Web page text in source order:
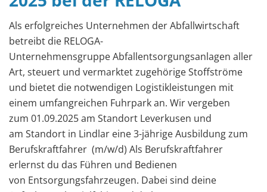
Als erfolgreiches Unternehmen der Abfallwirtschaft
betreibt die RELOGA-
Unternehmensgruppe Abfallentsorgungsanlagen aller
Art, steuert und vermarktet zugehörige Stoffströme
und bietet die notwendigen Logistikleistungen mit
einem umfangreichen Fuhrpark an. Wir vergeben
zum 01.09.2025 am Standort Leverkusen und
am Standort in Lindlar eine 3-jährige Ausbildung zum
Berufskraftfahrer (m/w/d) Als Berufskraftfahrer
erlernst du das Führen und Bedienen
von Entsorgungsfahrzeugen. Dabei sind deine